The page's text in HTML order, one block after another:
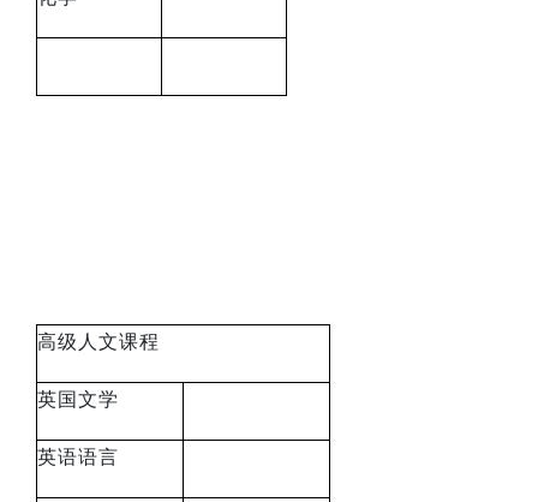
高级人文课程
英国文学
英语语言